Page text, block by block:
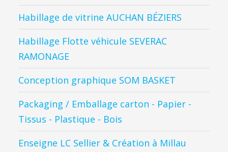
Habillage de vitrine AUCHAN BÉZIERS
Habillage Flotte véhicule SEVERAC
RAMONAGE
Conception graphique SOM BASKET
Packaging / Emballage carton - Papier -
Tissus - Plastique - Bois
Enseigne LC Sellier & Création à Millau